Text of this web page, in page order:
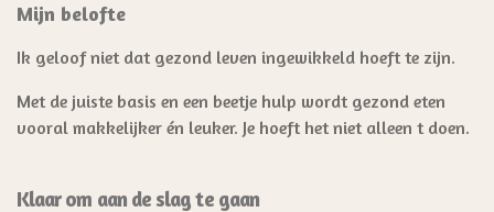
Mijn belofte
Ik geloof niet dat gezond leven ingewikkeld hoeft te zijn.
Met de juiste basis en een beetje hulp wordt gezond eten
vooral makkelijker én leuker. Je hoeft het niet alleen t doen.
Klaar om aan de slag te gaan